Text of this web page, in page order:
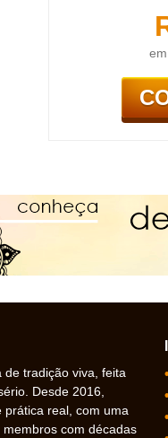
de tradição viva, feita
Desde 2016,
prática real, com uma
com décadas